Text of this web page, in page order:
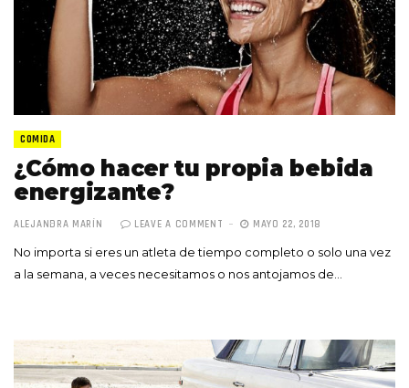
COMIDA
¿Cómo hacer tu propia bebida
energizante?
ALEJANDRA MARÍN LEAVE A COMMENT MAYO 22, 2018
No importa si eres un atleta de tiempo completo o solo una vez
a la semana, a veces necesitamos o nos antojamos de…